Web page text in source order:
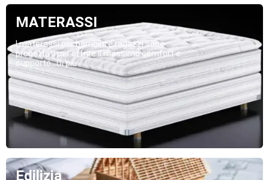
MATERASSI
I materassi per bambini e ragazzi sono
progettati per offrire il massimo comfort e
supporto...Di più
Edilizia